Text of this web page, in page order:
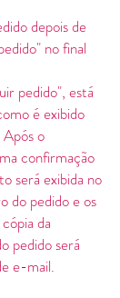
depois de
no final
pedido", está
é exibido
o
confirmação
será exibida no
do pedido e os
da
pedido será
e-mail.